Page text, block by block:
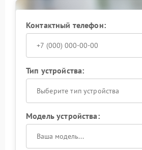
Контактный телефон:
Тип устройства:
Выберите тип устройства
Модель устройства: